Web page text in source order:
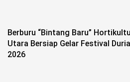
Berburu “Bintang Baru”
Utara Bersiap Gelar Festival
2026